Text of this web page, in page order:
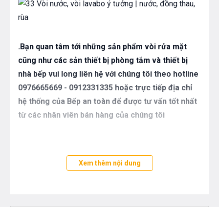
.Bạn quan tâm tới những sản phẩm vòi rửa mặt
cũng như các sản thiết bị phòng tắm và thiết bị
nhà bếp vui long liên hệ với chúng tôi theo hotline
0976665669 - 0912331335 hoặc trực tiếp địa chỉ
hệ thống của Bếp an toàn để được tư vấn tốt nhất
từ các nhân viên bán hàng của chúng tôi
Xem thêm nội dung